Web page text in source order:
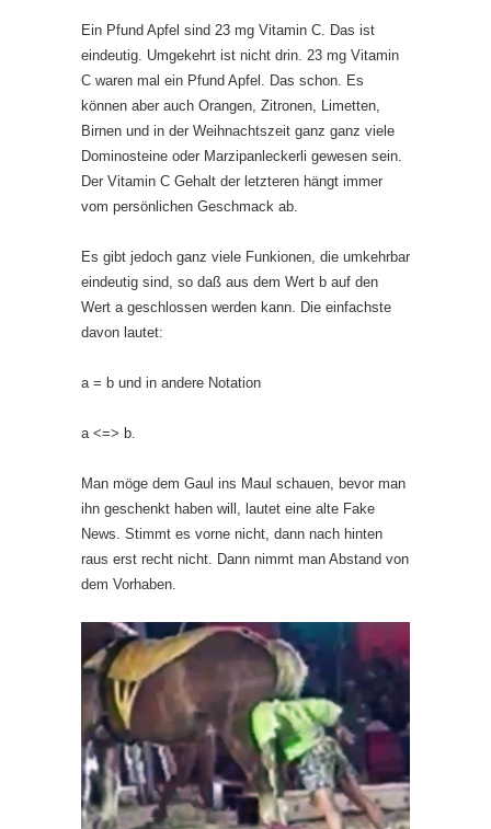
Ein Pfund Apfel sind 23 mg Vitamin C. Das ist
eindeutig. Umgekehrt ist nicht drin. 23 mg Vitamin
C waren mal ein Pfund Apfel. Das schon. Es
können aber auch Orangen, Zitronen, Limetten,
Birnen und in der Weihnachtszeit ganz ganz viele
Dominosteine oder Marzipanleckerli gewesen sein.
Der Vitamin C Gehalt der letzteren hängt immer
vom persönlichen Geschmack ab.
Es gibt jedoch ganz viele Funkionen, die umkehrbar
eindeutig sind, so daß aus dem Wert b auf den
Wert a geschlossen werden kann. Die einfachste
davon lautet:
a = b und in andere Notation
a <=> b.
Man möge dem Gaul ins Maul schauen, bevor man
ihn geschenkt haben will, lautet eine alte Fake
News. Stimmt es vorne nicht, dann nach hinten
raus erst recht nicht. Dann nimmt man Abstand von
dem Vorhaben.